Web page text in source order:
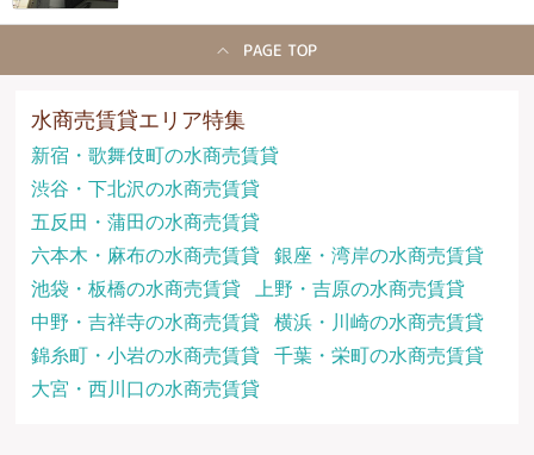
PAGE TOP
水商売賃貸エリア特集
新宿・歌舞伎町の水商売賃貸
渋谷・下北沢の水商売賃貸
五反田・蒲田の水商売賃貸
六本木・麻布の水商売賃貸
銀座・湾岸の水商売賃貸
池袋・板橋の水商売賃貸
上野・吉原の水商売賃貸
中野・吉祥寺の水商売賃貸
横浜・川崎の水商売賃貸
錦糸町・小岩の水商売賃貸
千葉・栄町の水商売賃貸
大宮・西川口の水商売賃貸